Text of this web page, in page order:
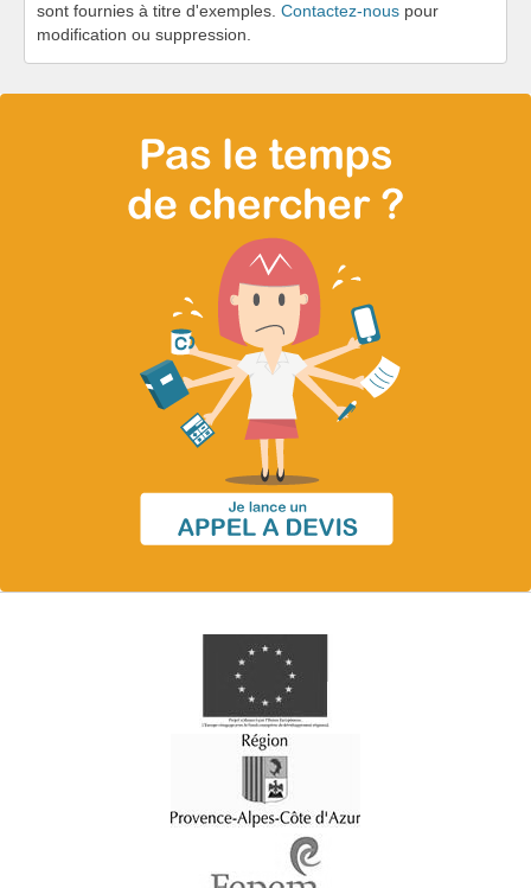
sont fournies à titre d'exemples. Contactez-nous pour
modification ou suppression.